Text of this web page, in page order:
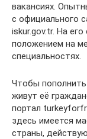
вакансиях.
с официального
iskur.gov.tr. На
положением на
специальностях.
Чтобы пополнить
живут её
портал
здесь имеется
страны,